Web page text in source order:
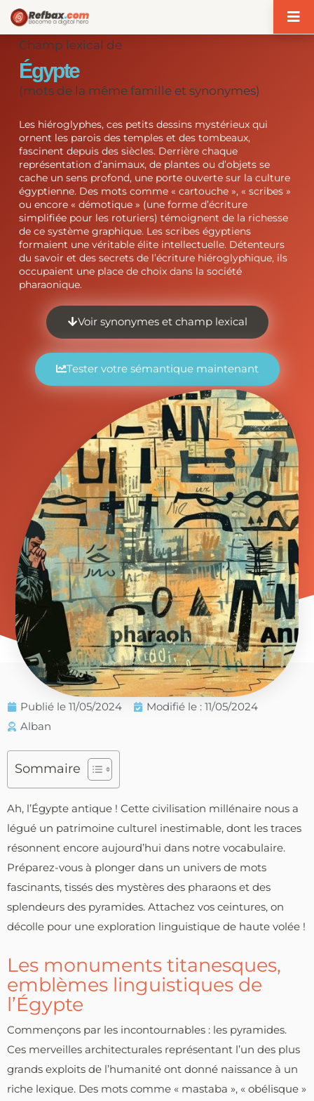
Champ lexical de
Égypte
(mots de la même famille et synonymes)
Les hiéroglyphes, ces petits dessins mystérieux qui
ornent les parois des temples et des tombeaux,
fascinent depuis des siècles. Derrière chaque
représentation d’animaux, de plantes ou d’objets se
cache un sens profond, une porte ouverte sur la culture
égyptienne. Des mots comme « cartouche », « scribes »
ou encore « démotique » (une forme d’écriture
simplifiée pour les roturiers) témoignent de la richesse
de ce système graphique. Les scribes égyptiens
formaient une véritable élite intellectuelle. Détenteurs
du savoir et des secrets de l’écriture hiéroglyphique, ils
occupaient une place de choix dans la société
pharaonique.
Voir synonymes et champ lexical
Tester votre sémantique maintenant
Publié le 11/05/2024
Modifié le : 11/05/2024
Alban
Sommaire
Ah, l’Égypte antique ! Cette civilisation millénaire nous a
légué un patrimoine culturel inestimable, dont les traces
résonnent encore aujourd’hui dans notre vocabulaire.
Préparez-vous à plonger dans un univers de mots
fascinants, tissés des mystères des pharaons et des
splendeurs des pyramides. Attachez vos ceintures, on
décolle pour une exploration linguistique de haute volée !
Les monuments titanesques,
emblèmes linguistiques de
l’Égypte
Commençons par les incontournables : les pyramides.
Ces merveilles architecturales représentant l’un des plus
grands exploits de l’humanité ont donné naissance à un
riche lexique. Des mots comme « mastaba », « obélisque »
Panneau de gestion des cookies